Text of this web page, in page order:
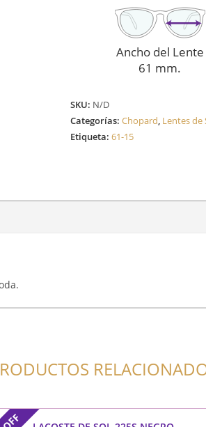
Ancho del Lente
61 mm.
SKU: N/D
Categorías: Chopard, Lentes de
Etiqueta: 61-15